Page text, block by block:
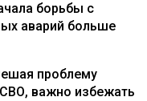
борьбы с
аварий больше
проблему
важно избежать